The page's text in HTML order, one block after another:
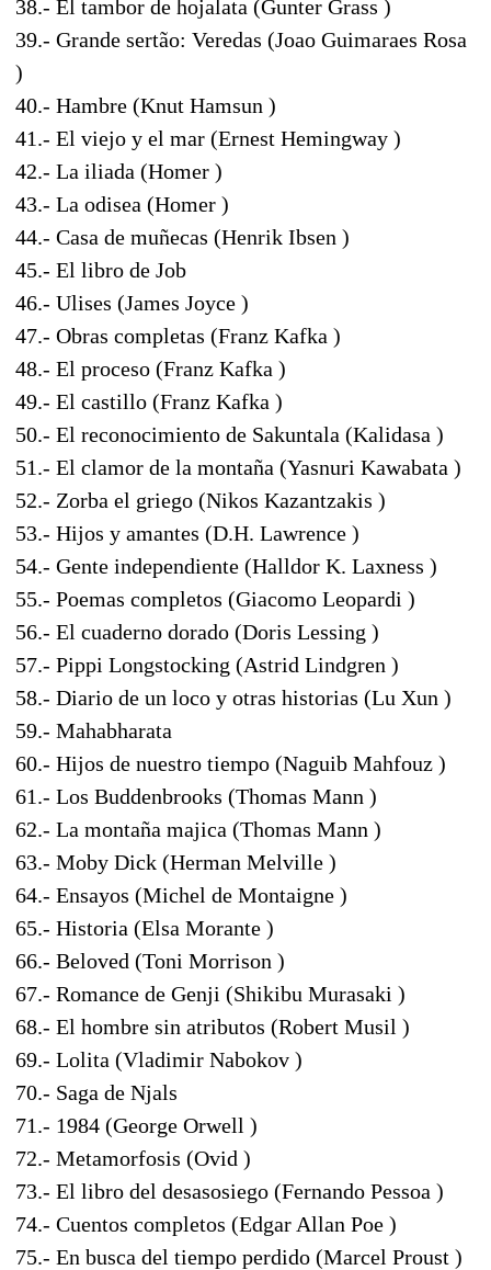
38.- El tambor de hojalata (Gunter Grass )
39.- Grande sertão: Veredas (Joao Guimaraes Rosa
)
40.- Hambre (Knut Hamsun )
41.- El viejo y el mar (Ernest Hemingway )
42.- La iliada (Homer )
43.- La odisea (Homer )
44.- Casa de muñecas (Henrik Ibsen )
45.- El libro de Job
46.- Ulises (James Joyce )
47.- Obras completas (Franz Kafka )
48.- El proceso (Franz Kafka )
49.- El castillo (Franz Kafka )
50.- El reconocimiento de Sakuntala (Kalidasa )
51.- El clamor de la montaña (Yasnuri Kawabata )
52.- Zorba el griego (Nikos Kazantzakis )
53.- Hijos y amantes (D.H. Lawrence )
54.- Gente independiente (Halldor K. Laxness )
55.- Poemas completos (Giacomo Leopardi )
56.- El cuaderno dorado (Doris Lessing )
57.- Pippi Longstocking (Astrid Lindgren )
58.- Diario de un loco y otras historias (Lu Xun )
59.- Mahabharata
60.- Hijos de nuestro tiempo (Naguib Mahfouz )
61.- Los Buddenbrooks (Thomas Mann )
62.- La montaña majica (Thomas Mann )
63.- Moby Dick (Herman Melville )
64.- Ensayos (Michel de Montaigne )
65.- Historia (Elsa Morante )
66.- Beloved (Toni Morrison )
67.- Romance de Genji (Shikibu Murasaki )
68.- El hombre sin atributos (Robert Musil )
69.- Lolita (Vladimir Nabokov )
70.- Saga de Njals
71.- 1984 (George Orwell )
72.- Metamorfosis (Ovid )
73.- El libro del desasosiego (Fernando Pessoa )
74.- Cuentos completos (Edgar Allan Poe )
75.- En busca del tiempo perdido (Marcel Proust )